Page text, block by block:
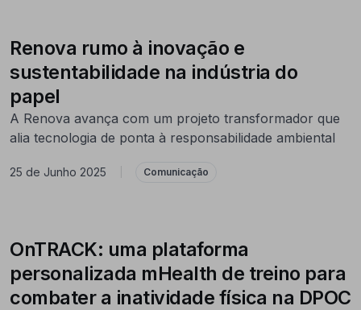
Renova rumo à inovação e
sustentabilidade na indústria do
papel
A Renova avança com um projeto transformador que
alia tecnologia de ponta à responsabilidade ambiental
25 de Junho 2025 Comunicação
OnTRACK: uma plataforma
personalizada mHealth de treino para
combater a inatividade física na DPOC